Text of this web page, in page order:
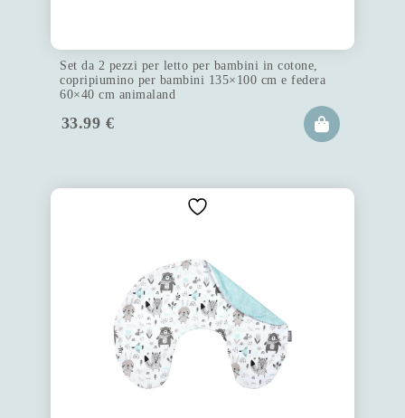
Set da 2 pezzi per letto per bambini in cotone,
copripiumino per bambini 135×100 cm e federa
60×40 cm animaland
33.99 €